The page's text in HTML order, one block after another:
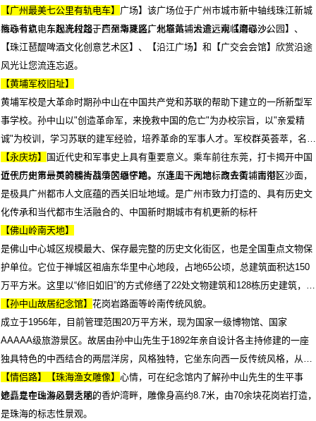
【海心桥】【海心沙】【花城广场】该广场位于广州市城市新中轴线珠江新城
核心节点，东起冼村路，西至华夏路，北靠黄埔大道，南临海心沙。
【广州最美七公里有轨电车】
海珠有轨电车观光段起于广州海珠区广州塔站，沿途远观【磨碟沙公园】、
【珠江琶醍啤酒文化创意艺术区】、【沿江广场】和【广交会会馆】欣赏沿途
风光让您流连忘返。
【黄埔军校旧址】
黄埔军校是大革命时期孙中山在中国共产党和苏联的帮助下建立的一所新型军
事学校。孙中山以"创造革命军，来挽救中国的危亡"为办校宗旨，以"亲爱精
诚"为校训，学习苏联的建军经验，培养革命的军事人才。军校群英荟萃，名将
辈出，在中国近代史和军事史上具有重要意义。乘车前往东莞，打卡揭开中国
近代历史第一页的鸦片战争的缅怀地。（逢周一闭馆，改去黄埔古港）
【永庆坊】
位于广州市最美骑楼街荔湾区恩宁路，东连上下九地标商业街，南衔区沙面，
是极具广州都市人文底蕴的西关旧址地域。是广州市致力打造的、具有历史文
化传承和当代都市生活融合的、中国新时期城市有机更新的标杆
【佛山岭南天地】
是佛山中心城区规模最大、保存最完整的历史文化街区，也是全国重点文物保
护单位。它位于禅城区祖庙东华里中心地段，占地65公顷，总建筑面积达150
万平方米。这里以“修旧如旧”的方式修缮了22处文物建筑和128栋历史建筑，保
留了清代锅耳式山墙、花岗岩路面等岭南传统风貌。
【孙中山故居纪念馆】
成立于1956年，目前管理范围20万平方米，现为国家一级博物馆、国家
AAAAA级旅游景区。故居由孙中山先生于1892年亲自设计各主持修建的一座
独具特色的中西结合的两层洋房，风格独特，它坐东向西一反传统风格，从中
可以表现出孙中山急取改革的心情，可在纪念馆内了解孙中山先生的生平事
迹，是中山游必到之地。
【情侣路】【珠海渔女雕像】
她矗立在珠海风景秀丽的香炉湾畔，雕像身高约8.7米，由70余块花岗岩打造，
是珠海的标志性景观。